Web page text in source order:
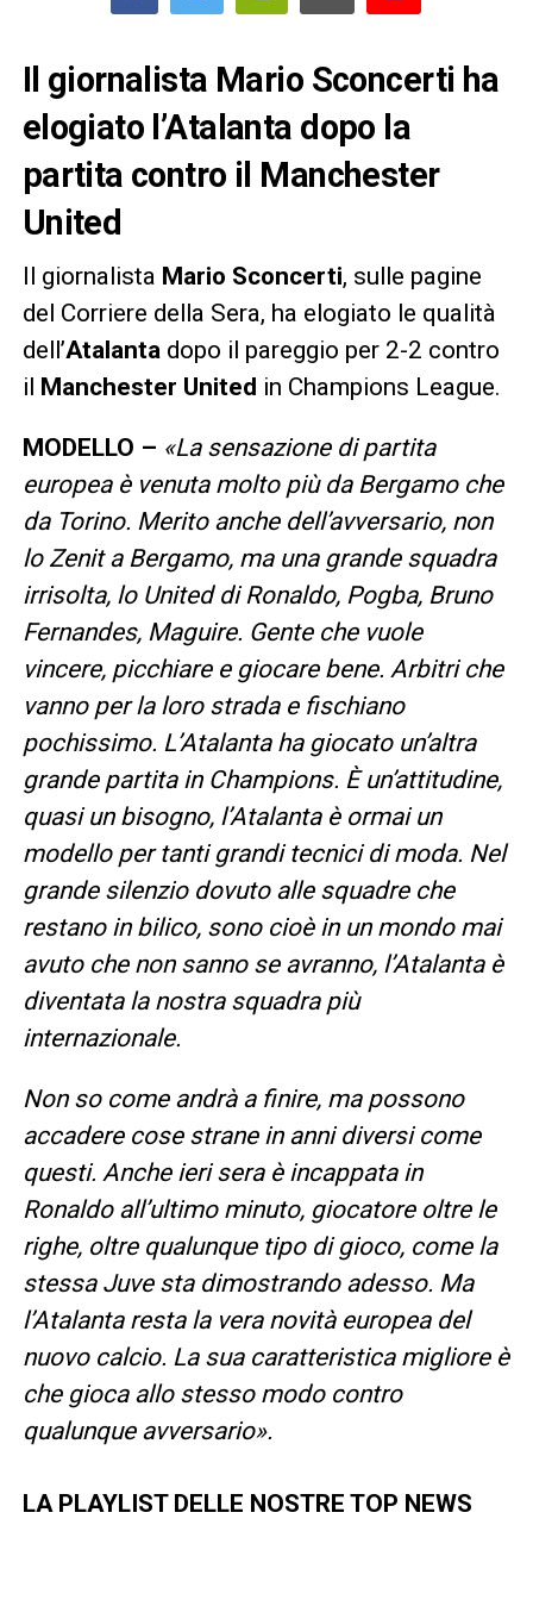
Il giornalista Mario Sconcerti ha
elogiato l’Atalanta dopo la
partita contro il Manchester
United
Il giornalista Mario Sconcerti, sulle pagine
del Corriere della Sera, ha elogiato le qualità
dell’Atalanta dopo il pareggio per 2-2 contro
il Manchester United in Champions League.
MODELLO – «La sensazione di partita
europea è venuta molto più da Bergamo che
da Torino. Merito anche dell’avversario, non
lo Zenit a Bergamo, ma una grande squadra
irrisolta, lo United di Ronaldo, Pogba, Bruno
Fernandes, Maguire. Gente che vuole
vincere, picchiare e giocare bene. Arbitri che
vanno per la loro strada e fischiano
pochissimo. L’Atalanta ha giocato un’altra
grande partita in Champions. È un’attitudine,
quasi un bisogno, l’Atalanta è ormai un
modello per tanti grandi tecnici di moda. Nel
grande silenzio dovuto alle squadre che
restano in bilico, sono cioè in un mondo mai
avuto che non sanno se avranno, l’Atalanta è
diventata la nostra squadra più
internazionale.
Non so come andrà a finire, ma possono
accadere cose strane in anni diversi come
questi. Anche ieri sera è incappata in
Ronaldo all’ultimo minuto, giocatore oltre le
righe, oltre qualunque tipo di gioco, come la
stessa Juve sta dimostrando adesso. Ma
l’Atalanta resta la vera novità europea del
nuovo calcio. La sua caratteristica migliore è
che gioca allo stesso modo contro
qualunque avversario».
LA PLAYLIST DELLE NOSTRE TOP NEWS